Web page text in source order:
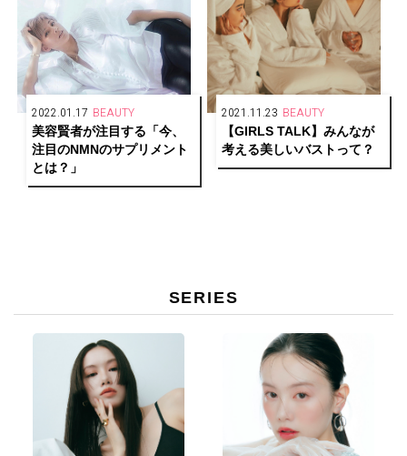
2022.01.17 BEAUTY
美容賢者が注目する「今、
注目のNMNのサプリメント
とは？」
2021.11.23 BEAUTY
【GIRLS TALK】みんなが
考える美しいバストって？
SERIES